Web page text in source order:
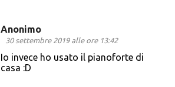
Anonimo
30 settembre 2019 alle ore 13:42
Io invece ho usato il pianoforte di
casa :D